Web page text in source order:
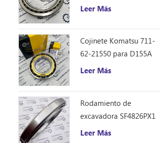
camión volquete HM250
Leer Más
Cojinete Komatsu 711-
62-21550 para D155A
Leer Más
Rodamiento de
excavadora SF4826PX1
(240 * 310 * 33)
Leer Más